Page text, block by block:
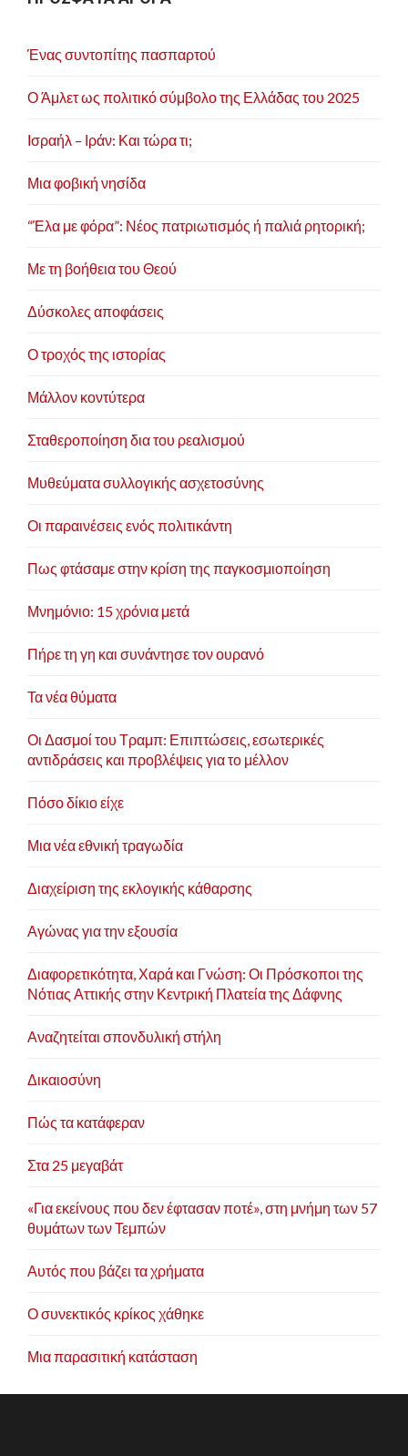
Ένας συντοπίτης πασπαρτού
Ο Άμλετ ως πολιτικό σύμβολο της Ελλάδας του 2025
Ισραήλ – Ιράν: Και τώρα τι;
Μια φοβική νησίδα
“Έλα με φόρα”: Νέος πατριωτισμός ή παλιά ρητορική;
Με τη βοήθεια του Θεού
Δύσκολες αποφάσεις
Ο τροχός της ιστορίας
Μάλλον κοντύτερα
Σταθεροποίηση δια του ρεαλισμού
Μυθεύματα συλλογικής ασχετοσύνης
Οι παραινέσεις ενός πολιτικάντη
Πως φτάσαμε στην κρίση της παγκοσμιοποίηση
Μνημόνιο: 15 χρόνια μετά
Πήρε τη γη και συνάντησε τον ουρανό
Τα νέα θύματα
Οι Δασμοί του Τραμπ: Επιπτώσεις, εσωτερικές
αντιδράσεις και προβλέψεις για το μέλλον
Πόσο δίκιο είχε
Μια νέα εθνική τραγωδία
Διαχείριση της εκλογικής κάθαρσης
Αγώνας για την εξουσία
Διαφορετικότητα, Χαρά και Γνώση: Οι Πρόσκοποι της
Νότιας Αττικής στην Κεντρική Πλατεία της Δάφνης
Αναζητείται σπονδυλική στήλη
Δικαιοσύνη
Πώς τα κατάφεραν
Στα 25 μεγαβάτ
«Για εκείνους που δεν έφτασαν ποτέ», στη μνήμη των 57
θυμάτων των Τεμπών
Αυτός που βάζει τα χρήματα
Ο συνεκτικός κρίκος χάθηκε
Μια παρασιτική κατάσταση